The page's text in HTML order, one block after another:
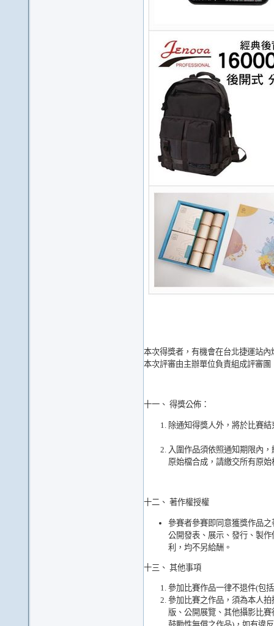
本次得獎者，有機會在台北捷運站內
本次評審由主辦單位負責組成評審
十一、 得獎公佈：
除通知得獎人外，將於比賽
入圍作品須依照通知期限內
原始檔合成，請繳交所有原始
十二、 著作權授權
參賽者參賽即同意獲獎作品
公開發表、展示、發行、製
利，均不另給酬。
十三、 其他事項
參加比賽作品一律不退件(包
參加比賽之作品，須為本人
版、公開展覽、其他攝影比